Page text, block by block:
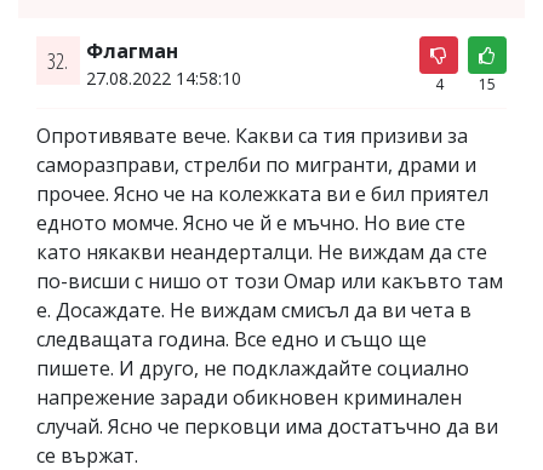
32. Флагман
27.08.2022 14:58:10 4 15
Опротивявате вече. Какви са тия призиви за
саморазправи, стрелби по мигранти, драми и
прочее. Ясно че на колежката ви е бил приятел
едното момче. Ясно че й е мъчно. Но вие сте
като някакви неандерталци. Не виждам да сте
по-висши с нишо от този Омар или какъвто там
е. Досаждате. Не виждам смисъл да ви чета в
следващата година. Все едно и също ще
пишете. И друго, не подклаждайте социално
напрежение заради обикновен криминален
случай. Ясно че перковци има достатъчно да ви
се вържат.